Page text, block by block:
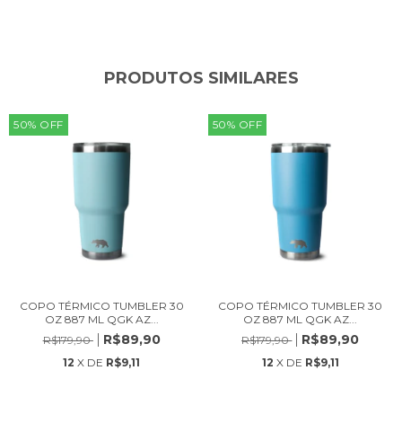
PRODUTOS SIMILARES
50% OFF
COPO TÉRMICO TUMBLER 30
OZ 887 ML QGK AZ...
R$179,90
R$89,90
12 X DE R$9,11
50% OFF
COPO TÉRMICO TUMBLER 30
OZ 887 ML QGK AZ...
R$179,90
R$89,90
12 X DE R$9,11